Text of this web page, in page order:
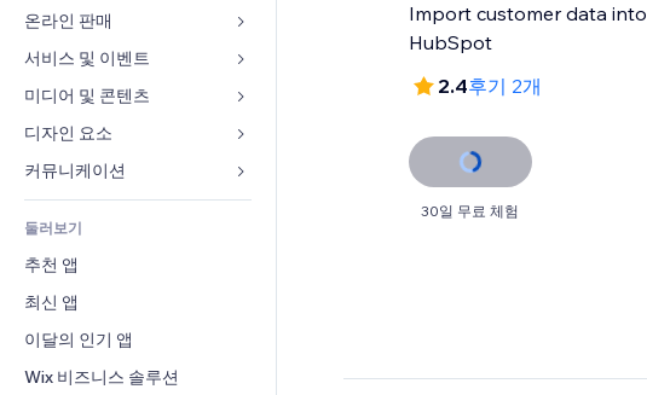
광고
모바일
사이트 통계
사이트 목록
이메일
온라인 판매
쇼핑몰 관련 앱
배송
판매 버튼
회계
쿠폰 및 로열티
창고 서비스
서비스 및 이벤트
호텔
이벤트
음식점
부동산
예약
미디어 및 콘텐츠
갤러리
뮤직
팟캐스트
사진
동영상
PDF
파일 공유
소식
디자인 요소
지도 및 내비게이션
개인정보 및 보안
시계
페이지 템플릿
이미지 효과
버튼 & 메뉴
배너 및 배지
양식
블로그
설문
채팅
메모
전화번호
둘러보기
추천 앱
최신 앱
이달의 인기 앱
Wix 비즈니스 솔루션
Import customer data into
HubSpot
2.4후기 2개
30일 무료 체험